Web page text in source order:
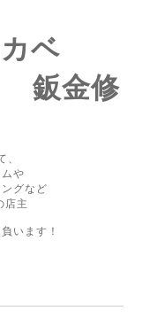
カベ
鈑金修
、
や
グなど
店主
います！